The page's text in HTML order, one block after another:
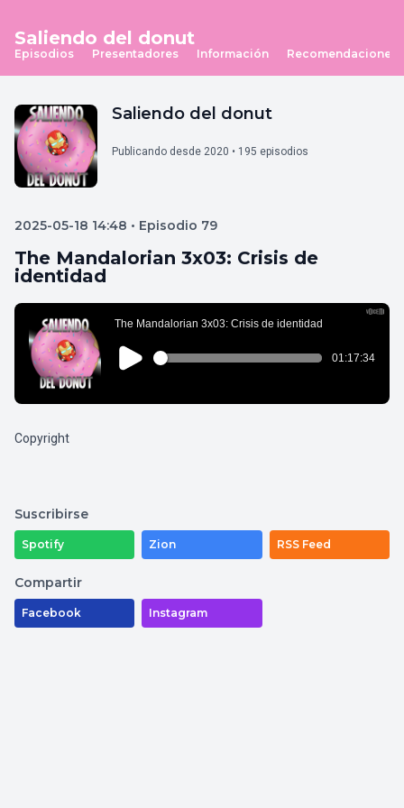
Saliendo del donut
Episodios Presentadores Información Recomendaciones
Saliendo del donut
Publicando desde 2020 • 195 episodios
2025-05-18 14:48 • Episodio 79
The Mandalorian 3x03: Crisis de
identidad
Copyright
Suscribirse
Spotify Zion RSS Feed
Compartir
Facebook Instagram